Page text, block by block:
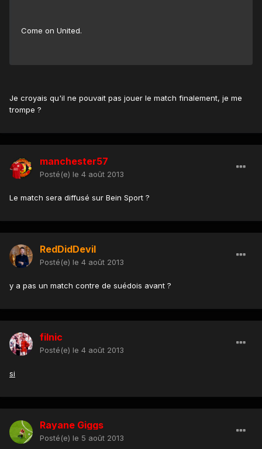
Come on United.
Je croyais qu'il ne pouvait pas jouer le match finalement, je me
trompe ?
manchester57
Posté(e) le 4 août 2013
Le match sera diffusé sur Bein Sport ?
RedDidDevil
Posté(e) le 4 août 2013
y a pas un match contre de suédois avant ?
filnic
Posté(e) le 4 août 2013
si
Rayane Giggs
Posté(e) le 5 août 2013